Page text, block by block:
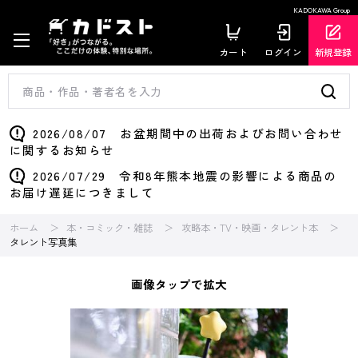
KADOKAWA Group
カート ログイン 新規登録
2026/08/07 お盆期間中の出荷およびお問い合わせ
に関するお知らせ
2026/07/29 令和8年熊本地震の影響による商品の
お届け遅延につきまして
ホーム 本・コミック・雑誌
攻略本・TV・映画・タレント本
タレント写真集
画像タップで拡大